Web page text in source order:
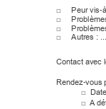
□ Peur vis-à
□
□
□
Autres :
Contact avec
Rendez-vous
□  Date
□ A